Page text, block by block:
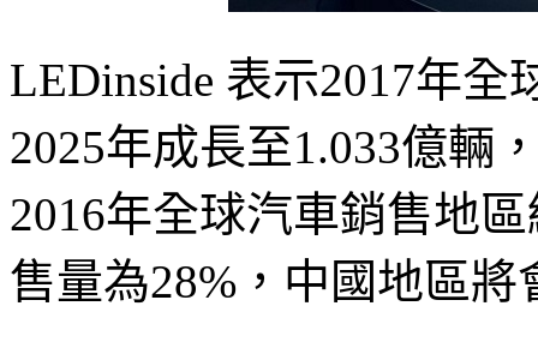
LEDinside 表示2017年全
2025年成長至1.033億輛
2016年全球汽車銷售地
售量為28%，中國地區